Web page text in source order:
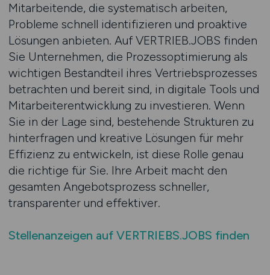
Mitarbeitende, die systematisch arbeiten,
Probleme schnell identifizieren und proaktive
Lösungen anbieten. Auf VERTRIEB.JOBS finden
Sie Unternehmen, die Prozessoptimierung als
wichtigen Bestandteil ihres Vertriebsprozesses
betrachten und bereit sind, in digitale Tools und
Mitarbeiterentwicklung zu investieren. Wenn
Sie in der Lage sind, bestehende Strukturen zu
hinterfragen und kreative Lösungen für mehr
Effizienz zu entwickeln, ist diese Rolle genau
die richtige für Sie. Ihre Arbeit macht den
gesamten Angebotsprozess schneller,
transparenter und effektiver.
Stellenanzeigen auf VERTRIEBS.JOBS finden